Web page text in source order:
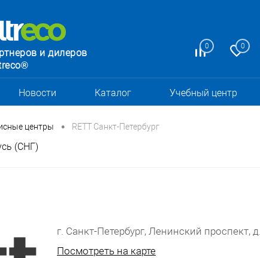
0 0
и дилеров
Новости Каталог Учебный центр
центры • RETT Санкт-Петербург
(СНГ)
г. Санкт-Петербург, Ленинский проспект,
Посмотреть на карте